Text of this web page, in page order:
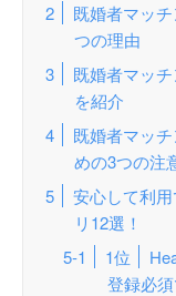
既婚者マッ
つの理由
既婚者マッ
を紹介
既婚者マッ
めの3つの注
安心して利
リ12選！
1位
登録必